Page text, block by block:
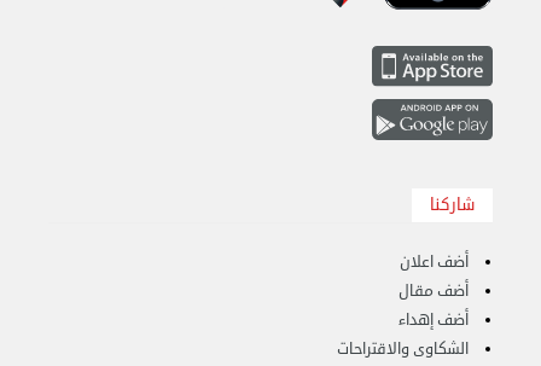
شاركنا
أضف اعلان
أضف مقال
أضف إهداء
الشكاوى والاقتراحات